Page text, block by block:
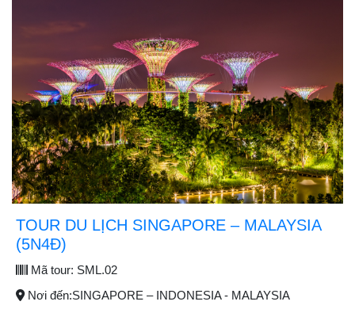
TOUR DU LỊCH SINGAPORE – MALAYSIA
(5N4Đ)
Mã tour: SML.02
Nơi đến:SINGAPORE – INDONESIA - MALAYSIA